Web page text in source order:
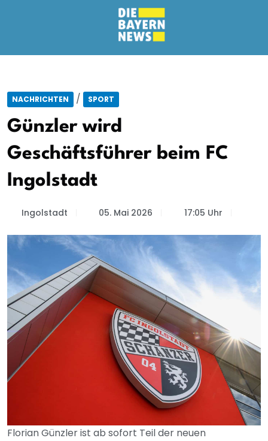
NACHRICHTEN / SPORT
Günzler wird
Geschäftsführer beim FC
Ingolstadt
Ingolstadt 05. Mai 2026 17:05 Uhr
Florian Günzler ist ab sofort Teil der neuen